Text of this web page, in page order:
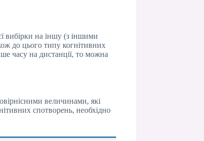
вибірки на іншу (з іншими
до цього типу когнітивних
часу на дистанції, то можна
величинами, які
спотворень, необхідно